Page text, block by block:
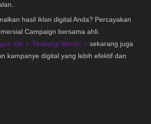
hasil iklan digital Anda? Percayakan
Campaign bersama ahli.
klik > “ Hubungi Mimin” < sekarang juga
kampanye digital yang lebih efektif dan